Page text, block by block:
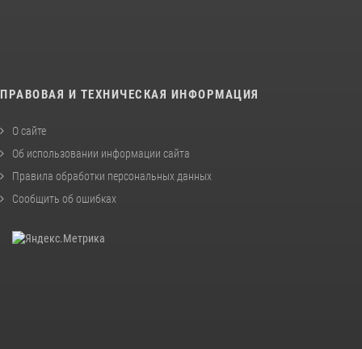
ПРАВОВАЯ И ТЕХНИЧЕСКАЯ ИНФОРМАЦИЯ
О сайте
Об использовании информации сайта
Правила обработки персональных данных
Сообщить об ошибках